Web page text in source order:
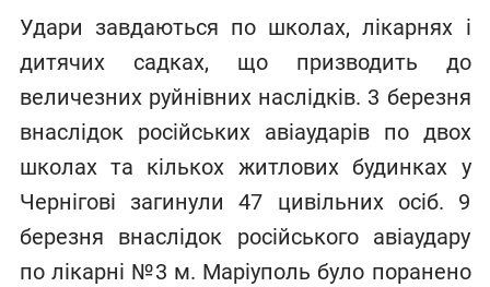
Удари завдаються по школах, лікарнях і
дитячих садках, що призводить до
величезних руйнівних наслідків. 3 березня
внаслідок російських авіаударів по двох
школах та кількох житлових будинках у
Чернігові загинули 47 цивільних осіб. 9
березня внаслідок російського авіаудару
по лікарні №3 м. Маріуполь було поранено